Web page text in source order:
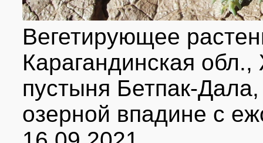
Вегетирующее
Карагандинская
пустыня Бетпак-
озерной впадине с